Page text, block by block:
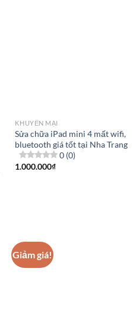
KHUYẾN MẠI
Sửa chữa iPad mini 4 mất wifi,
bluetooth giá tốt tại Nha Trang
0 (0)
1.000.000₫
Giảm giá!